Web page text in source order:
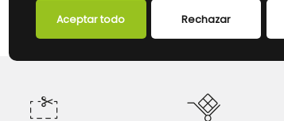
Rechazar
Aceptar todo